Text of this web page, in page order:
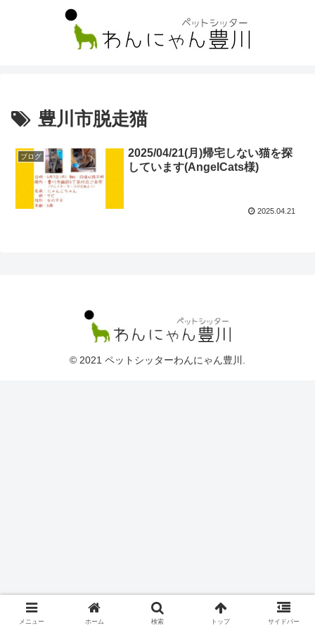
豊川市脱走猫
ブログ
2025/04/21(月)帰宅しない猫を探
しています(AngelCats様)
2025.04.21
© 2021 ペットシッターわんにゃん豊川.
メニュー ホーム 検索 トップ サイドバー